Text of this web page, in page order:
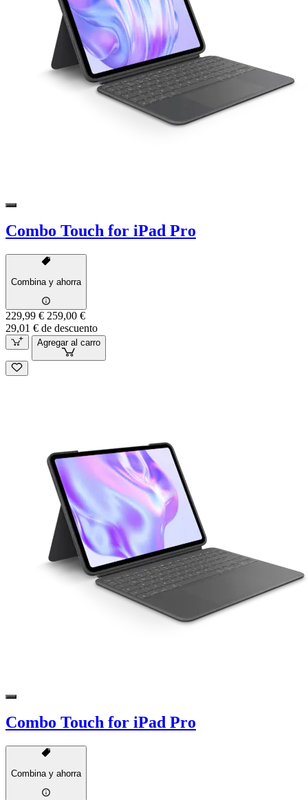
Combo Touch for iPad Pro
Combina y ahorra
229,99 € 259,00 €
29,01 € de descuento
Agregar al carro
Combo Touch for iPad Pro
Combina y ahorra